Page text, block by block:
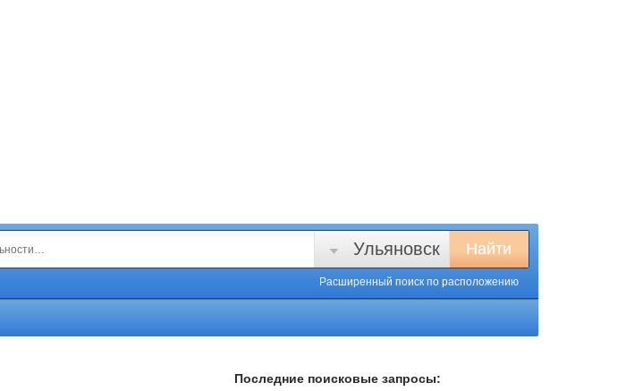
Найти
Ульяновск
Расширенный поиск по расположению
Последние поисковые запросы: